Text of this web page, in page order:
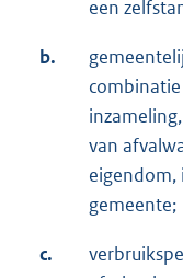
een
b.
van
eigendom,
gemeente;
c.